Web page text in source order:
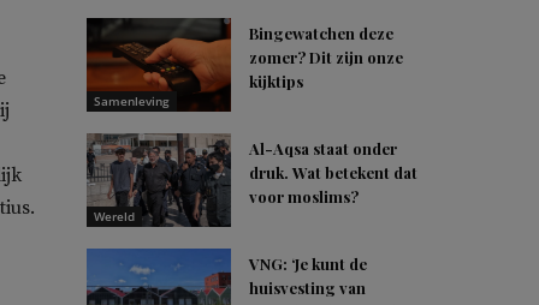
Samenleving
Bingewatchen deze
zomer? Dit zijn onze
kijktips
Wereld
Al-Aqsa staat onder
druk. Wat betekent dat
voor moslims?
VNG: ‘Je kunt de
huisvesting van